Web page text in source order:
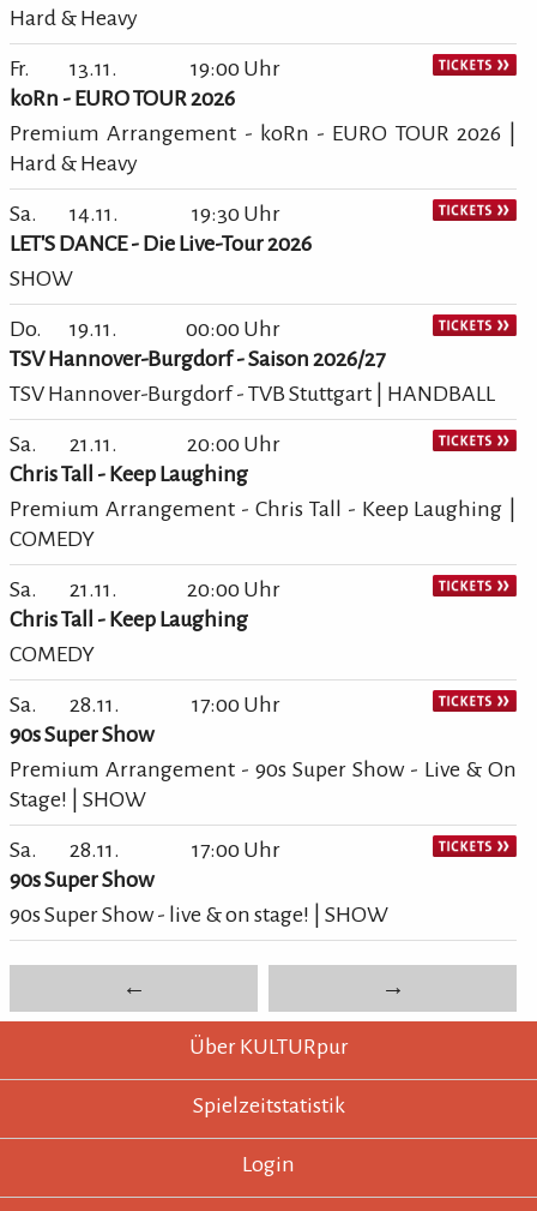
Hard & Heavy
Fr. 13.11.
19:00 Uhr
koRn - EURO TOUR 2026
Premium Arrangement - koRn - EURO TOUR 2026 |
Hard & Heavy
Sa. 14.11.
19:30 Uhr
LET'S DANCE - Die Live-Tour 2026
SHOW
Do. 19.11.
00:00 Uhr
TSV Hannover-Burgdorf - Saison 2026/27
TSV Hannover-Burgdorf - TVB Stuttgart | HANDBALL
Sa. 21.11.
20:00 Uhr
Chris Tall - Keep Laughing
Premium Arrangement - Chris Tall - Keep Laughing |
COMEDY
Sa. 21.11.
20:00 Uhr
Chris Tall - Keep Laughing
COMEDY
Sa. 28.11.
17:00 Uhr
90s Super Show
Premium Arrangement - 90s Super Show - Live & On
Stage! | SHOW
Sa. 28.11.
17:00 Uhr
90s Super Show
90s Super Show - live & on stage! | SHOW
← →
KULTURpur - wissen wo was läuft.
KULTURpur FooterÜber KULTURpur
Spielzeitstatistik
Login